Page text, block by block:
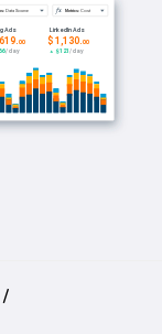
/